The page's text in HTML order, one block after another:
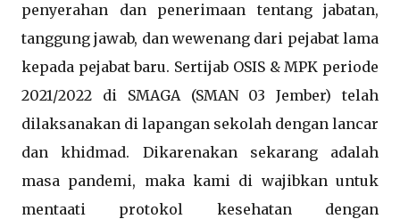
penyerahan dan penerimaan tentang jabatan,
tanggung jawab, dan wewenang dari pejabat lama
kepada pejabat baru. Sertijab OSIS & MPK periode
2021/2022 di SMAGA (SMAN 03 Jember) telah
dilaksanakan di lapangan sekolah dengan lancar
dan khidmad. Dikarenakan sekarang adalah
masa pandemi, maka kami di wajibkan untuk
mentaati protokol kesehatan dengan